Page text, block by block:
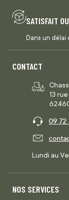
SATISFAIT
Dans un délai
CONTACT
13
09 72
Lundi au
NOS SERVICES